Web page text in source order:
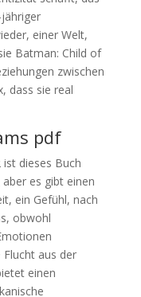
einer Welt,
Batman: Child of
zwischen
dass sie real
pdf
dieses Buch
es gibt einen
ein Gefühl, nach
obwohl
aus der
einen